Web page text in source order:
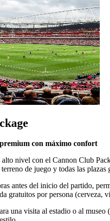
con máximo confort
nivel con el Cannon Club
de juego y todas las plazas
antes del inicio del partido,
gratuitos por persona (cerveza,
una visita al estadio o al